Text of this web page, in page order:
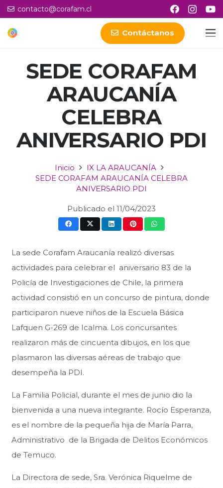
contacto@corafam.cl
Contáctanos
SEDE CORAFAM
ARAUCANÍA
CELEBRA
ANIVERSARIO PDI
Inicio
IX LA ARAUCANÍA
SEDE CORAFAM ARAUCANÍA CELEBRA
ANIVERSARIO PDI
Publicado el 11/04/2023
La sede Corafam Araucanía realizó diversas
actividades para celebrar el aniversario 83 de la
Policía de Investigaciones de Chile, la primera
actividad consistió en un concurso de pintura, donde
participaron nueve niños de la Escuela Básica
Lafquen G-269 de Icalma. Los concursantes
realizaron más de cincuenta dibujos, en los que
plasmaron las diversas aéreas de trabajo que
desempeña la PDI.
La Familia Policial, durante el mes de junio dio la
bienvenida a una nueva integrante. Rocío Esperanza,
es el nombre de la pequeña hija de María Parra,
Administrativo de la Brigada de Delitos Económicos
de Temuco.
La Directora de sede, Sra. Verónica Riquelme de